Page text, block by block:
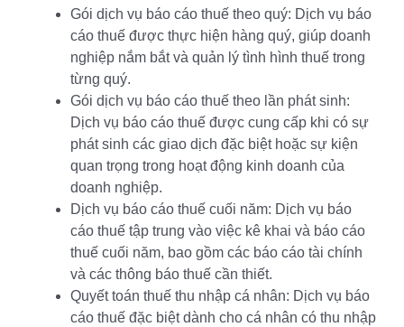
Gói dịch vụ báo cáo thuế theo quý: Dịch vụ báo
cáo thuế được thực hiện hàng quý, giúp doanh
nghiệp nắm bắt và quản lý tình hình thuế trong
từng quý.
Gói dịch vụ báo cáo thuế theo lần phát sinh:
Dịch vụ báo cáo thuế được cung cấp khi có sự
phát sinh các giao dịch đặc biệt hoặc sự kiện
quan trọng trong hoạt động kinh doanh của
doanh nghiệp.
Dịch vụ báo cáo thuế cuối năm: Dịch vụ báo
cáo thuế tập trung vào việc kê khai và báo cáo
thuế cuối năm, bao gồm các báo cáo tài chính
và các thông báo thuế cần thiết.
Quyết toán thuế thu nhập cá nhân: Dịch vụ báo
cáo thuế đặc biệt dành cho cá nhân có thu nhập